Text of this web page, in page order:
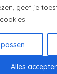
geef je
Alles